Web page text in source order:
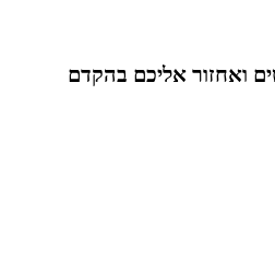
ואחזור אליכם בהקדם